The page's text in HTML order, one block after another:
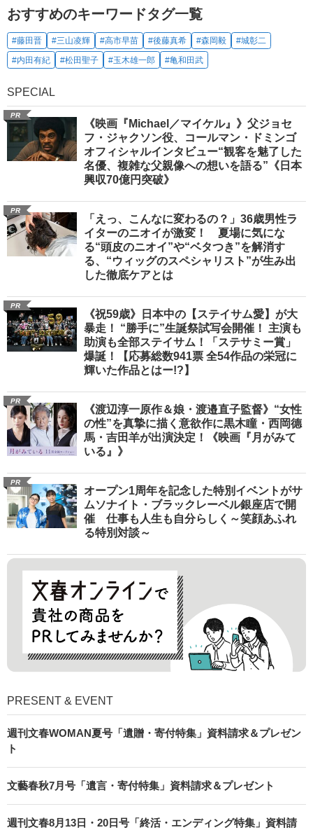
おすすめのキーワードタグ一覧
#藤田晋 #三山凌輝 #高市早苗 #後藤真希 #森岡毅
#城彰二
#内田有紀
#松田聖子 #玉木雄一郎 #亀和田武
SPECIAL
PR
《映画『Michael／マイケル』》父ジョセ
フ・ジャクソン役、コールマン・ドミンゴ
オフィシャルインタビュー“観客を魅了した
名優、複雑な父親像への想いを語る”《日本
興収70億円突破》
PR
「えっ、こんなに変わるの？」36歳男性ラ
イターのニオイが激変！ 夏場に気にな
る“頭皮のニオイ”や“ベタつき”を解消す
る、“ウィッグのスペシャリスト”が生み出
した徹底ケアとは
PR
《祝59歳》日本中の【ステイサム愛】が大
暴走！ “勝手に”生誕祭試写会開催！ 主演も
助演も全部ステイサム！「ステサミー賞」
爆誕！【応募総数941票 全54作品の栄冠に
輝いた作品とはー!?】
PR
《渡辺淳一原作＆娘・渡邉直子監督》“女性
の性”を真摯に描く意欲作に黒木瞳・西岡德
馬・吉田羊が出演決定！《映画『月がみて
いる』》
PR
オープン1周年を記念した特別イベントがサ
ムソナイト・ブラックレーベル銀座店で開
催 仕事も人生も自分らしく～笑顔あふれ
る特別対談～
PRESENT & EVENT
週刊文春WOMAN夏号「遺贈・寄付特集」資料請求＆プレゼン
ト
文藝春秋7月号「遺言・寄付特集」資料請求＆プレゼント
週刊文春8月13日・20日号「終活・エンディング特集」資料請